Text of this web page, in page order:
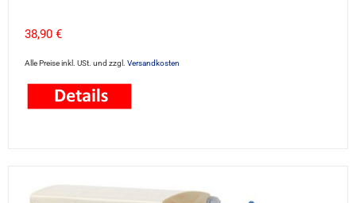
38,90 €
Alle Preise inkl. USt. und zzgl. Versandkosten